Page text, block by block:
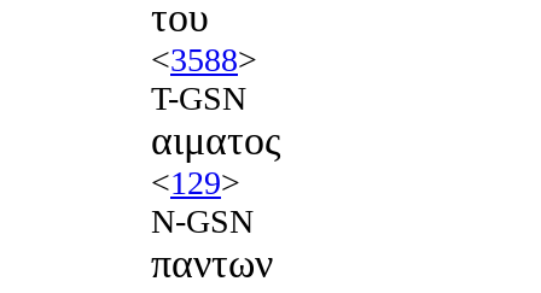
του
<3588>
T-GSN
αιματος
<129>
N-GSN
παντων